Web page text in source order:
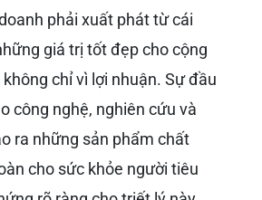
phải xuất phát từ cái
giá trị tốt đẹp cho cộng
chỉ vì lợi nhuận. Sự đầu
công nghệ, nghiên cứu và
ra những sản phẩm chất
cho sức khỏe người tiêu